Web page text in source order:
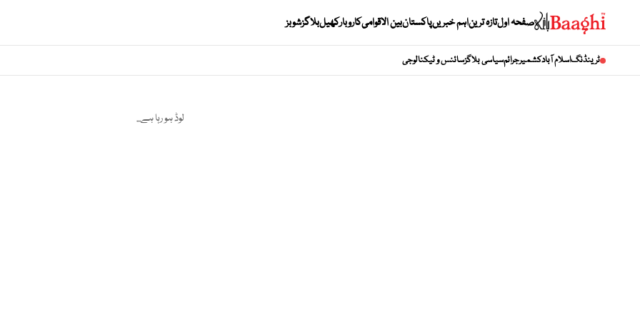
صفحہ اولتازہ تریناہم خبریںپاکستانبین الاقوامیکاروبارکھیلبلاگزشوبز
ٹرینڈنگاسلام آبادکشمیرجرائمسیاسی بلاگزسائنس و ٹیکنالوجی
لوڈ ہو رہا ہے...